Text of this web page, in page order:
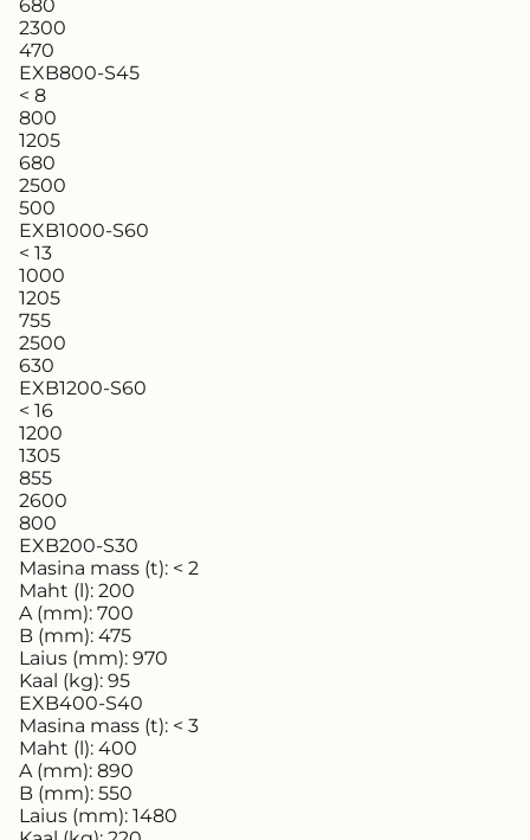
680
2300
470
EXB800-S45
< 8
800
1205
680
2500
500
EXB1000-S60
< 13
1000
1205
755
2500
630
EXB1200-S60
< 16
1200
1305
855
2600
800
EXB200-S30
Masina mass (t): < 2
Maht (l): 200
A (mm): 700
B (mm): 475
Laius (mm): 970
Kaal (kg): 95
EXB400-S40
Masina mass (t): < 3
Maht (l): 400
A (mm): 890
B (mm): 550
Laius (mm): 1480